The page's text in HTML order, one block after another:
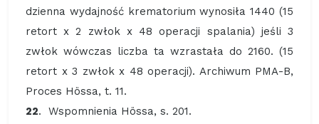
dzienna wydajność krematorium wynosiła 1440 (15
retort x 2 zwłok x 48 operacji spalania) jeśli 3
zwłok wówczas liczba ta wzrastała do 2160. (15
retort x 3 zwłok x 48 operacji). Archiwum PMA-B,
Proces Hössa, t. 11.
22. Wspomnienia Hössa, s. 201.